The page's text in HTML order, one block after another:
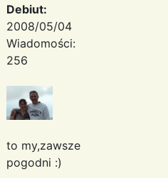
Debiut:
2008/05/04
Wiadomości:
256
to my,zawsze
pogodni :)